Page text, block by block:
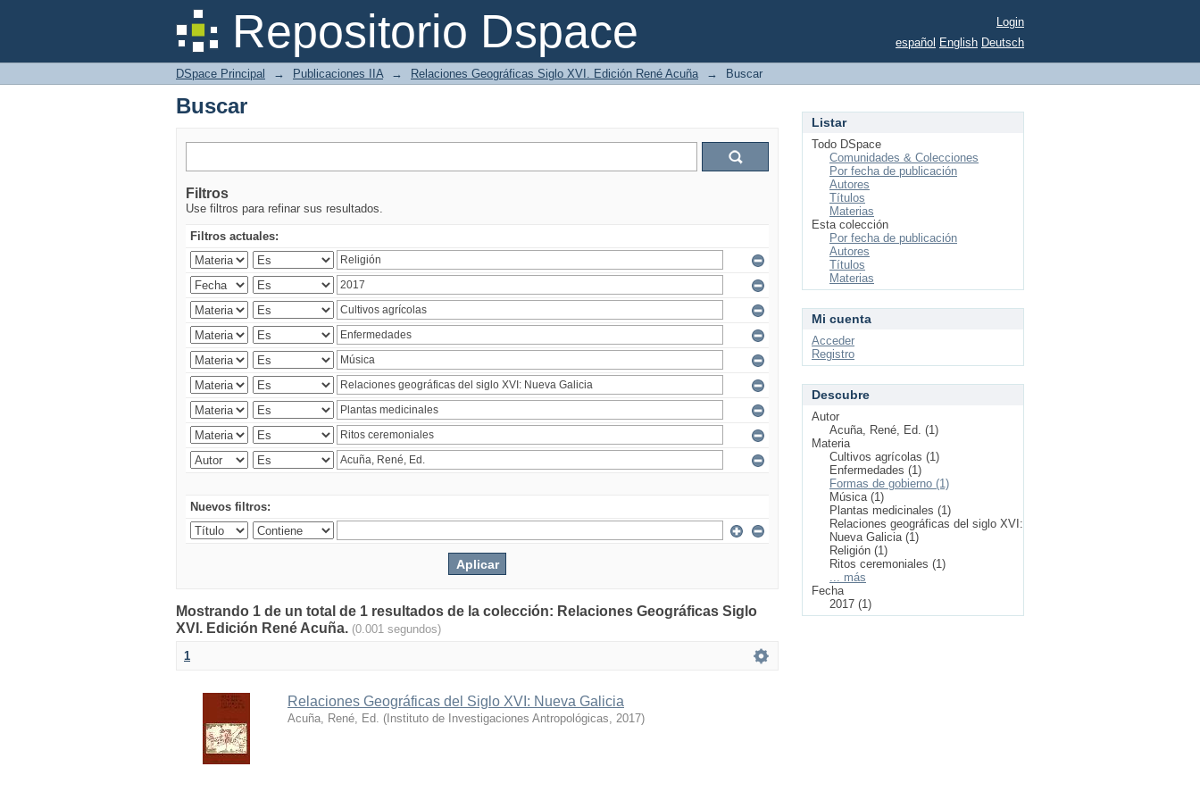
Repositorio Dspace
Buscar
Login
español English Deutsch
DSpace Principal → Publicaciones IIA → Relaciones Geográficas Siglo XVI. Edición René Acuña → Buscar
Buscar
Filtros
Use filtros para refinar sus resultados.
Filtros actuales:
Nuevos filtros:
Mostrando 1 de un total de 1 resultados de la colección: Relaciones Geográficas Siglo
XVI. Edición René Acuña. (0.001 segundos)
1
Relaciones Geográficas del Siglo XVI: Nueva Galicia
Acuña, René, Ed. ( Instituto de Investigaciones Antropológicas, 2017)
Listar
Todo DSpace
Comunidades & Colecciones
Por fecha de publicación
Autores
Títulos
Materias
Esta colección
Por fecha de publicación
Autores
Títulos
Materias
Mi cuenta
Acceder
Registro
Descubre
Autor
Acuña, René, Ed. (1)
Materia
Cultivos agrícolas (1)
Enfermedades (1)
Formas de gobierno (1)
Música (1)
Plantas medicinales (1)
Relaciones geográficas del siglo XVI:
Nueva Galicia (1)
Religión (1)
Ritos ceremoniales (1)
... más
Fecha
2017 (1)